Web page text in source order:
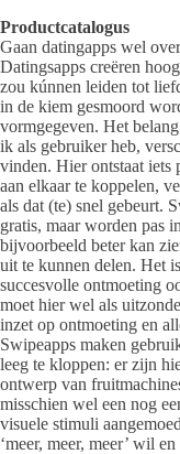
Productcatalogus
Gaan datingapps wel
Datingsapps creëren
zou kúnnen leiden tot
in de kiem gesmoord
vormgegeven. Het
ik als gebruiker heb,
vinden. Hier ontstaat iets
aan elkaar te koppelen,
als dat (te) snel gebeurt.
gratis, maar worden pas
bijvoorbeeld beter kan
uit te kunnen delen. Het
succesvolle ontmoeting
moet hier wel als
inzet op ontmoeting en
Swipeapps maken
leeg te kloppen: er zijn
ontwerp van
misschien wel een nog
visuele stimuli
‘meer, meer, meer’ wil